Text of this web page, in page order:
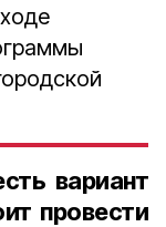
вариант
провести